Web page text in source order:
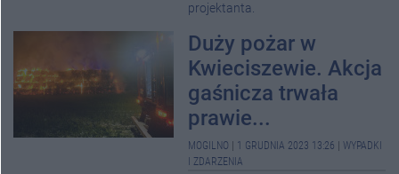
projektanta.
Duży pożar w
Kwieciszewie. Akcja
gaśnicza trwała
prawie...
MOGILNO 1 GRUDNIA 2023 13:26
WYPADKI
I ZDARZENIA